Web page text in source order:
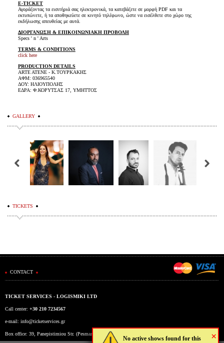
×
No active shows found for this
E-TICKET
Αγοράζοντας τα εισιτήριά σας ηλεκτρονικά, τα κατεβάζετε σε μορφή PDF και τα
εκτυπώνετε, ή τα αποθηκεύετε σε κινητό τηλέφωνο, ώστε να εισέλθετε στο χώρο της
εκδήλωσης απευθείας με αυτά.
ΔΙΟΡΓΑΝΩΣΗ & ΕΠΙΚΟΙΝΩΝΙΑΚΗ ΠΡΟΒΟΛΗ
Specs ' n ' Arts
TERMS & CONDITIONS
click here
PRODUCTION DETAILS
ARTE ATENE - Κ.ΤΟΥΡΚΑΚΗΣ
ΑΦΜ: 036965540
ΔΟΥ: ΗΛΙΟΥΠΟΛΗΣ
ΕΔΡΑ: Φ.ΚΟΡΥΤΣΑΣ 17, ΥΜΗΤΤΟΣ
GALLERY
TICKETS
CONTACT
TICKET SERVICES - LOGISMIKI LTD
Call center: +30 210 7234567
e-mail: info@ticketservices.gr
Box office: 39, Panepistimiou Str. (Pesmazoglou Arc), Athens, Greece